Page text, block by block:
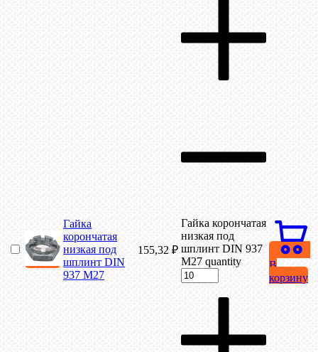
Гайка
корончатая
низкая под
шплинт DIN
937 М27
155,32 ₽
Гайка корончатая
низкая под
шплинт DIN 937
М27 quantity
В
корзину